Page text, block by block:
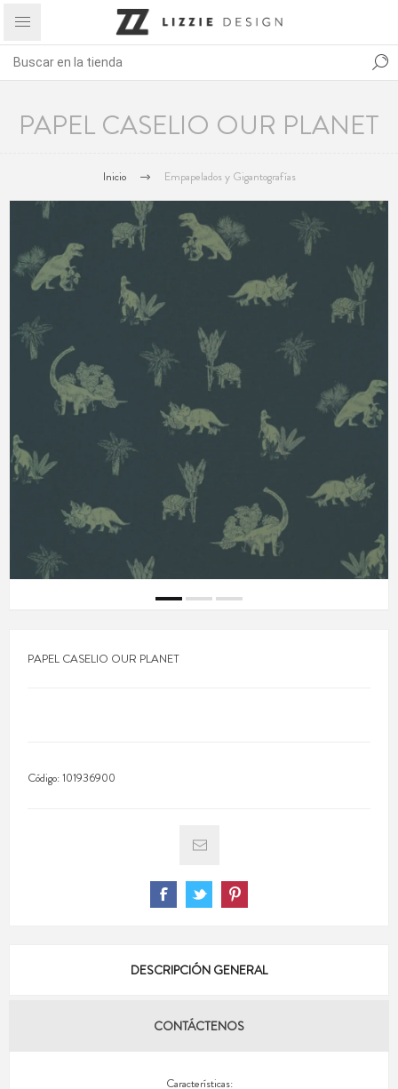
PAPEL CASELIO OUR PLANET
Inicio Empapelados y Gigantografías
PAPEL CASELIO OUR PLANET
Código:101936900
DESCRIPCIÓN GENERAL
CONTÁCTENOS
Características: